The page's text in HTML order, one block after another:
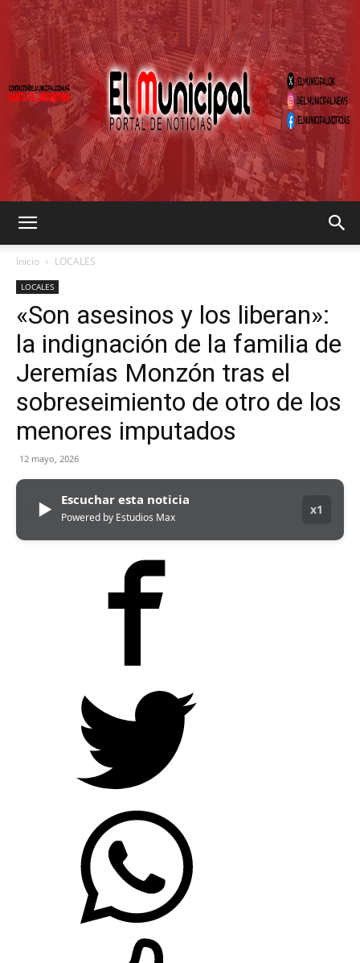
MUNICIPAL
Inicio LOCALES
LOCALES
«Son asesinos y los liberan»:
la indignación de la familia de
Jeremías Monzón tras el
sobreseimiento de otro de los
menores imputados
12 mayo, 2026
▶ Escuchar esta noticia
Powered by Estudios Max
x1